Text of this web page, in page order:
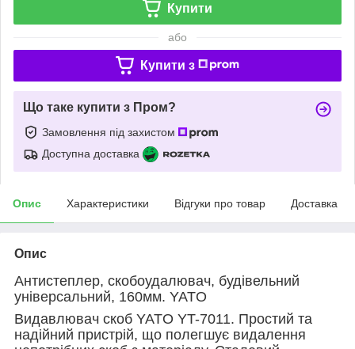
Купити
або
Купити з
Що таке купити з Пром?
Замовлення під захистом
Доступна доставка
Опис Характеристики Відгуки про товар Доставка
Опис
Антистеплер, скобоудалювач, будівельний
універсальний, 160мм. YATO
Видавлювач скоб YATO YT-7011. Простий та
надійний пристрій, що полегшує видалення